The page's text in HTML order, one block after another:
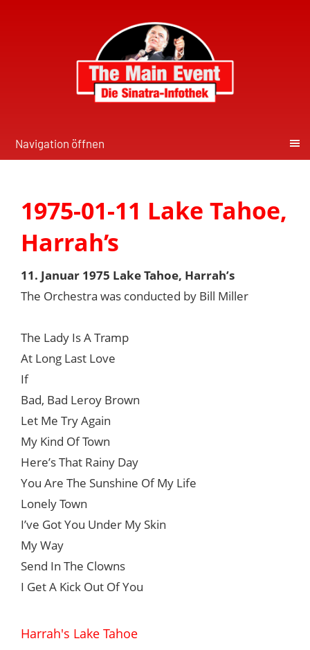
Navigation öffnen
1975-01-11 Lake Tahoe,
Harrah’s
11. Januar 1975 Lake Tahoe, Harrah’s
The Orchestra was conducted by Bill Miller
The Lady Is A Tramp
At Long Last Love
If
Bad, Bad Leroy Brown
Let Me Try Again
My Kind Of Town
Here’s That Rainy Day
You Are The Sunshine Of My Life
Lonely Town
I’ve Got You Under My Skin
My Way
Send In The Clowns
I Get A Kick Out Of You
Harrah's Lake Tahoe